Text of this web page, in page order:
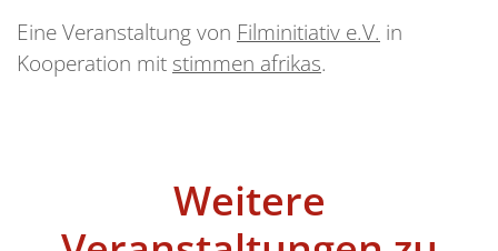
Eine Veranstaltung von Filminitiativ e.V. in
Kooperation mit stimmen afrikas.
Weitere